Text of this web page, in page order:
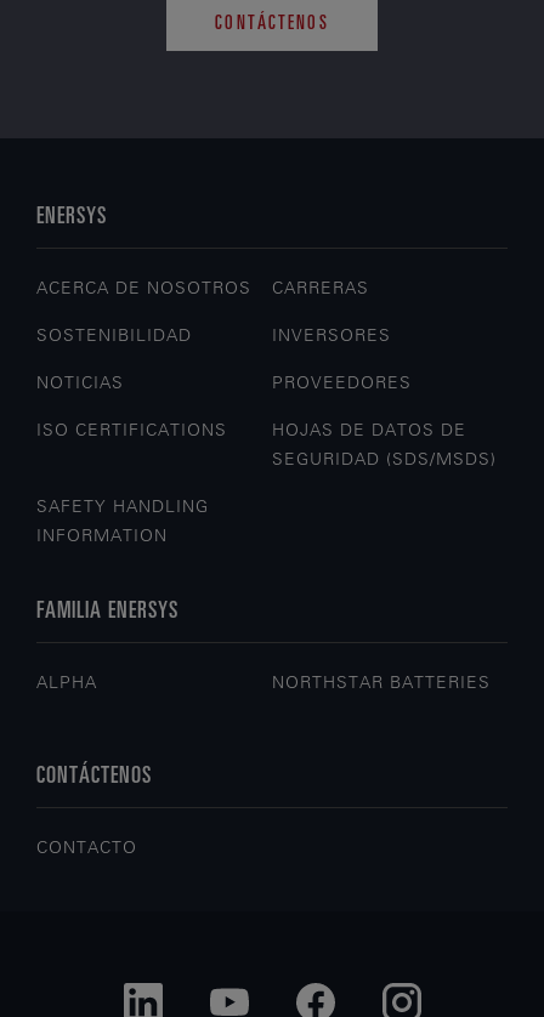
CONTÁCTENOS
ENERSYS
ACERCA DE NOSOTROS CARRERAS
SOSTENIBILIDAD INVERSORES
NOTICIAS PROVEEDORES
ISO CERTIFICATIONS
HOJAS DE DATOS DE
SEGURIDAD (SDS/MSDS)
SAFETY HANDLING
INFORMATION
FAMILIA ENERSYS
ALPHA NORTHSTAR BATTERIES
CONTÁCTENOS
CONTACTO